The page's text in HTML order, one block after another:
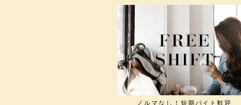
ノルマなし！短期バイト歓迎